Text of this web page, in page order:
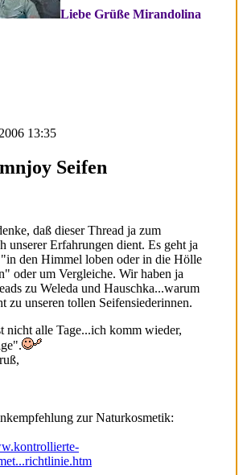
Liebe Grüße Mirandolina
13:35
Seifen
daß dieser Thread ja zum
unserer Erfahrungen dient. Es geht ja
den Himmel loben oder in die Hölle
oder um Vergleiche. Wir haben ja
zu Weleda und Hauschka...warum
zu unseren tollen Seifensiederinnen.
nicht alle Tage...ich komm wieder,
zur Naturkosmetik: